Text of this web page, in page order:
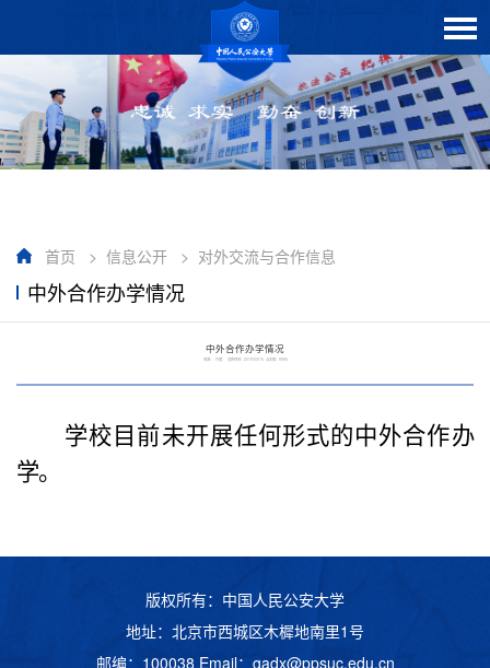
首页 > 信息公开 > 对外交流与合作信息
中外合作办学情况
中外合作办学情况
来源： 作者： 发布时间：2018/03/15 点击数： 6865
学校目前未开展任何形式的中外合作办
学。
版权所有：中国人民公安大学
地址：北京市西城区木樨地南里1号
邮编：100038 Email： gadx@ppsuc.edu.cn